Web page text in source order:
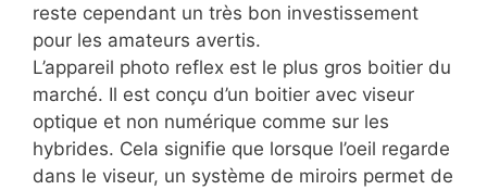
reste cependant un très bon investissement
pour les amateurs avertis.
L’appareil photo reflex est le plus gros boitier du
marché. Il est conçu d’un boitier avec viseur
optique et non numérique comme sur les
hybrides. Cela signifie que lorsque l’oeil regarde
dans le viseur, un système de miroirs permet de